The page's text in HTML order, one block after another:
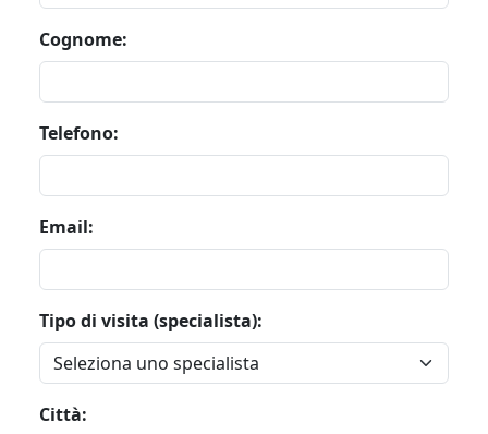
Cognome:
Telefono:
Email:
Tipo di visita (specialista):
Città: